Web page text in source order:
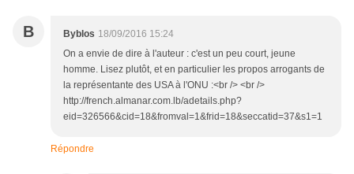
B Byblos 18/09/2016 15:24
On a envie de dire à l'auteur : c'est un peu court, jeune
homme. Lisez plutôt, et en particulier les propos arrogants de
la représentante des USA à l'ONU :<br /> <br />
http://french.almanar.com.lb/adetails.php?
eid=326566&cid=18&fromval=1&frid=18&seccatid=37&s1=1
Répondre